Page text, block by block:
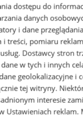
Bałtykiem w
dostępu do
danych
i dane
i treści, pomiaru
Dostawcy stron
w tych i innych
geolokalizacyjne i
tej witryny.
interesie
Ustawieniach reklam.